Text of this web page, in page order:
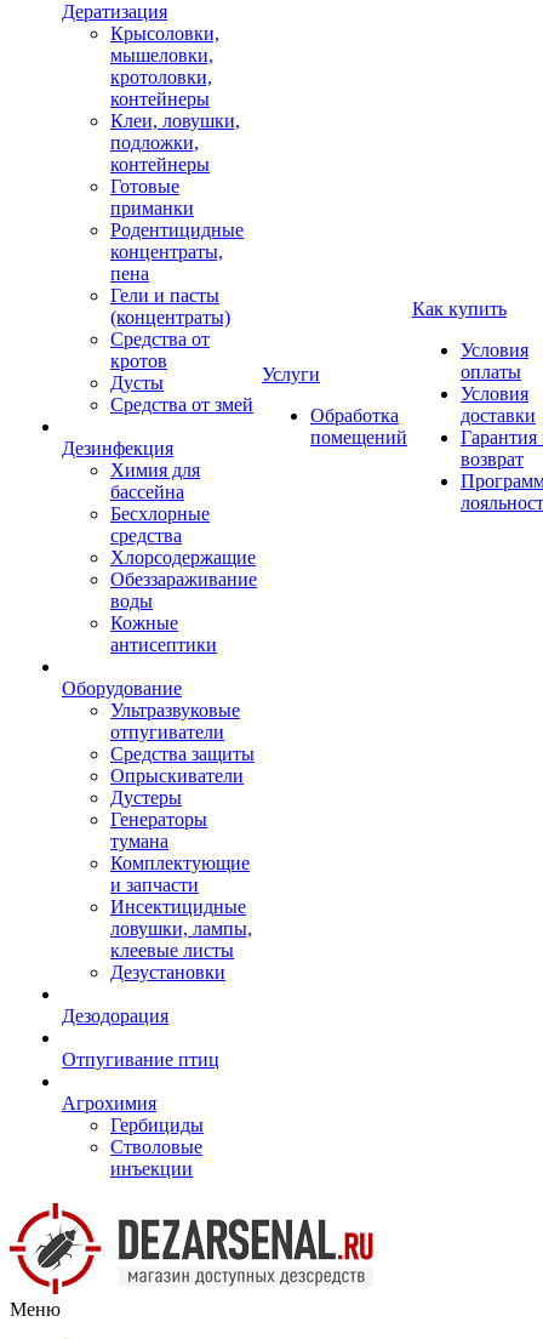
Дератизация
Крысоловки,
мышеловки,
кротоловки,
контейнеры
Клеи, ловушки,
подложки,
контейнеры
Готовые
приманки
Родентицидные
концентраты,
пена
Гели и пасты
(концентраты)
Средства от
кротов
Дусты
Средства от змей
Дезинфекция
Химия для
бассейна
Бесхлорные
средства
Хлорсодержащие
Обеззараживание
воды
Кожные
антисептики
Оборудование
Ультразвуковые
отпугиватели
Средства защиты
Опрыскиватели
Дустеры
Генераторы
тумана
Комплектующие
и запчасти
Инсектицидные
ловушки, лампы,
клеевые листы
Дезустановки
Дезодорация
Отпугивание птиц
Агрохимия
Гербициды
Стволовые
инъекции
Услуги
Обработка
помещений
Как купить
Условия
оплаты
Условия
доставки
Гарантия
возврат
Меню